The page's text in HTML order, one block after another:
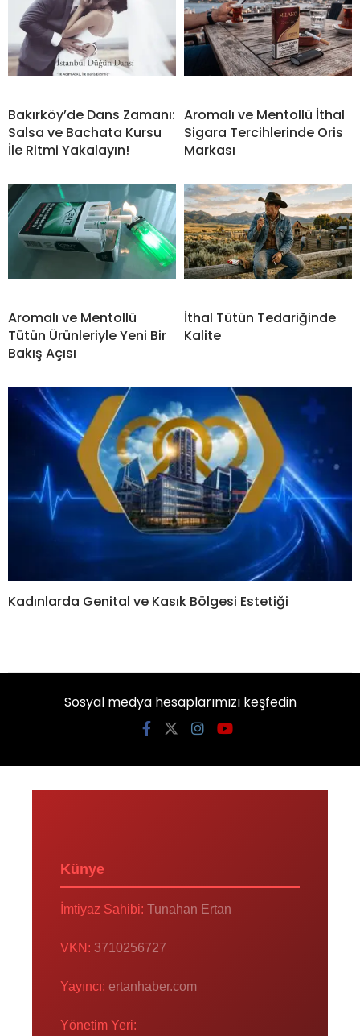
Bakırköy’de Dans Zamanı:
Salsa ve Bachata Kursu
İle Ritmi Yakalayın!
Aromalı ve Mentollü İthal
Sigara Tercihlerinde Oris
Markası
Aromalı ve Mentollü
Tütün Ürünleriyle Yeni Bir
Bakış Açısı
İthal Tütün Tedariğinde
Kalite
Kadınlarda Genital ve Kasık Bölgesi Estetiği
Sosyal medya hesaplarımızı keşfedin
Künye
İmtiyaz Sahibi: Tunahan Ertan
VKN: 3710256727
Yayıncı: ertanhaber.com
Yönetim Yeri: